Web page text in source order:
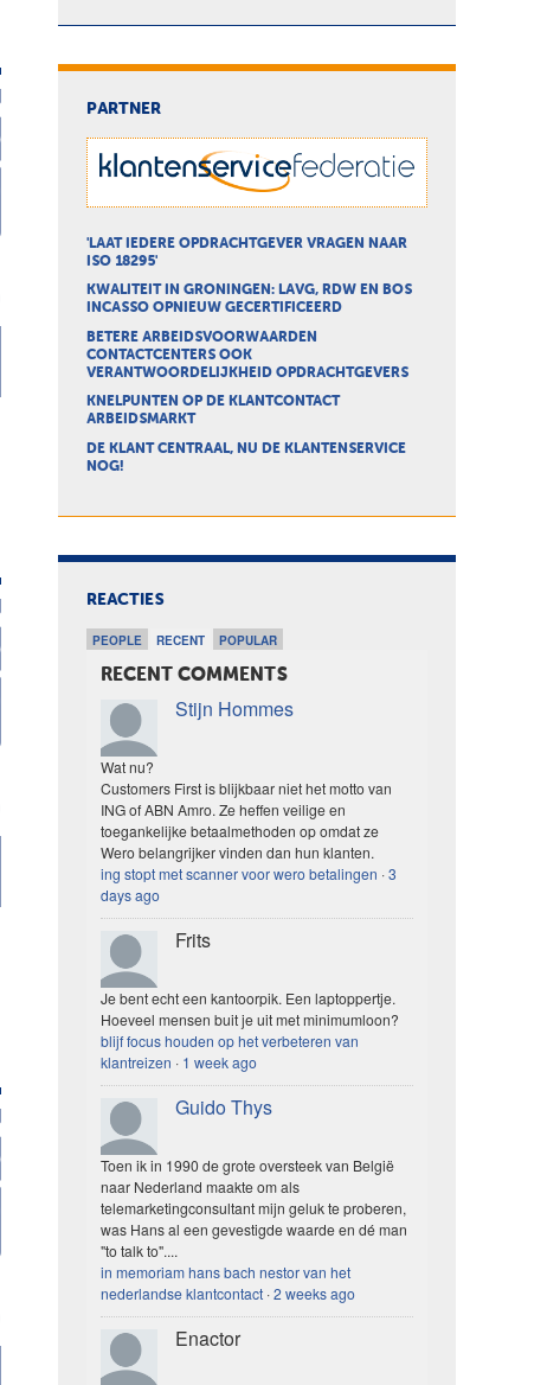
PARTNER
'LAAT IEDERE OPDRACHTGEVER VRAGEN NAAR
ISO 18295'
KWALITEIT IN GRONINGEN: LAVG, RDW EN BOS
INCASSO OPNIEUW GECERTIFICEERD
BETERE ARBEIDSVOORWAARDEN
CONTACTCENTERS OOK
VERANTWOORDELIJKHEID OPDRACHTGEVERS
KNELPUNTEN OP DE KLANTCONTACT
ARBEIDSMARKT
DE KLANT CENTRAAL, NU DE KLANTENSERVICE
NOG!
REACTIES
PEOPLE RECENT POPULAR
RECENT COMMENTS
Stijn Hommes
Wat nu?
Customers First is blijkbaar niet het motto van
ING of ABN Amro. Ze heffen veilige en
toegankelijke betaalmethoden op omdat ze
Wero belangrijker vinden dan hun klanten.
ing stopt met scanner voor wero betalingen ·3
days ago
Frits
Je bent echt een kantoorpik. Een laptoppertje.
Hoeveel mensen buit je uit met minimumloon?
blijf focus houden op het verbeteren van
klantreizen · 1 week ago
Guido Thys
Toen ik in 1990 de grote oversteek van België
naar Nederland maakte om als
telemarketingconsultant mijn geluk te proberen,
was Hans al een gevestigde waarde en dé man
"to talk to"....
in memoriam hans bach nestor van het
nederlandse klantcontact ·2 weeks ago
Enactor